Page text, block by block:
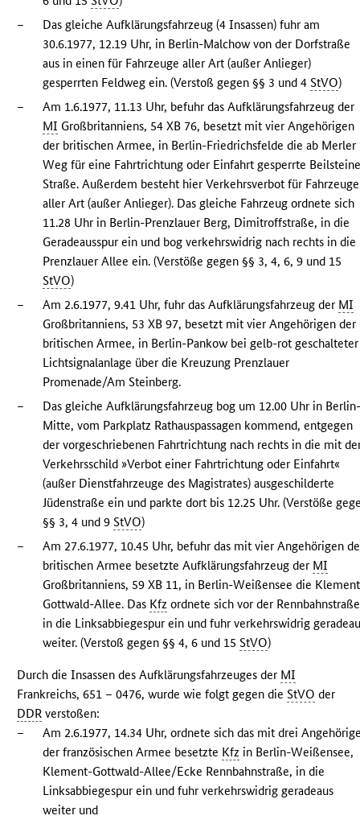
–
Das gleiche Aufklärungsfahrzeug (4 Insassen) fuhr am
30.6.1977, 12.19 Uhr, in Berlin-Malchow von der Dorfstraße
aus in einen für Fahrzeuge aller Art (außer Anlieger)
gesperrten Feldweg ein. (Verstoß gegen §§ 3 und 4StVO)
–
Am 1.6.1977, 11.13 Uhr, befuhr das Aufklärungsfahrzeug der
MI Großbritanniens, 54 XB 76, besetzt mit vier Angehörigen
der britischen Armee, in Berlin-Friedrichsfelde die ab Merler
Weg für eine Fahrtrichtung oder Einfahrt gesperrte
Straße. Außerdem besteht hier Verkehrsverbot für Fahrzeuge
aller Art (außer Anlieger). Das gleiche Fahrzeug ordnete sich
11.28 Uhr in Berlin-Prenzlauer Berg, Dimitroffstraße, in die
Geradeausspur ein und bog verkehrswidrig nach rechts in die
Prenzlauer Allee ein. (Verstöße gegen §§ 3, 4, 6, 9 und 15
StVO)
–
Am 2.6.1977, 9.41 Uhr, fuhr das Aufklärungsfahrzeug der MI
Großbritanniens, 53 XB 97, besetzt mit vier Angehörigen der
britischen Armee, in Berlin-Pankow bei gelb-rot geschalteter
Lichtsignalanlage über die Kreuzung Prenzlauer
Promenade/Am Steinberg.
–
Das gleiche Aufklärungsfahrzeug bog um 12.00 Uhr in
Mitte, vom Parkplatz Rathauspassagen kommend, entgegen
der vorgeschriebenen Fahrtrichtung nach rechts in die mit
Verkehrsschild »Verbot einer Fahrtrichtung oder Einfahrt«
(außer Dienstfahrzeuge des Magistrates) ausgeschilderte
Jüdenstraße ein und parkte dort bis 12.25 Uhr. (Verstöße
§§ 3, 4 und 9StVO)
–
Am 27.6.1977, 10.45 Uhr, befuhr das mit vier Angehörigen
britischen Armee besetzte Aufklärungsfahrzeug der MI
Großbritanniens, 59 XB 11, in Berlin-Weißensee die
Gottwald-Allee. Das Kfz ordnete sich vor der Rennbahnstraße
in die Linksabbiegespur ein und fuhr verkehrswidrig
weiter. (Verstoß gegen §§ 4, 6 und 15StVO)
Durch die Insassen des Aufklärungsfahrzeuges der MI
Frankreichs, 651 – 0476, wurde wie folgt gegen dieStVO der
DDR verstoßen:
–
Am 2.6.1977, 14.34 Uhr, ordnete sich das mit drei
der französischen Armee besetzte Kfz in Berlin-Weißensee,
Klement-Gottwald-Allee/Ecke Rennbahnstraße, in die
Linksabbiegespur ein und fuhr verkehrswidrig geradeaus
weiter und